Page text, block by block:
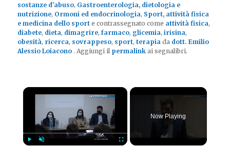
sostanze d'abuso, Gastroenterologia, dietologia e
nutrizione, Ormoni ed endocrinologia, Sport, attività fisica
e medicina dello sport e contrassegnato come attività fisica,
diabete, dieta, dimagrire,farmaco, glicemia,irisina,
obesità, ricerca, sovrappeso, sport,terapia da dott. Emilio
Alessio Loiacono . Aggiungi il permalink ai segnalibri.
×
Now Playing